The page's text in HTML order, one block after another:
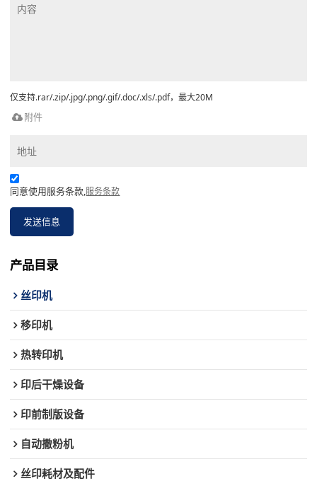
仅支持.rar/.zip/.jpg/.png/.gif/.doc/.xls/.pdf，最大20M
附件
同意使用服务条款,服务条款
发送信息
产品目录
丝印机
移印机
热转印机
印后干燥设备
印前制版设备
自动撒粉机
丝印耗材及配件